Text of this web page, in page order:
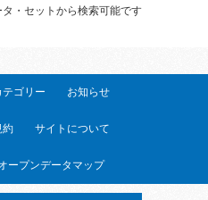
・セットから検索可能です
テゴリー お知らせ
約 サイトについて
ープンデータマップ